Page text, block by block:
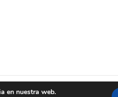
en nuestra web.